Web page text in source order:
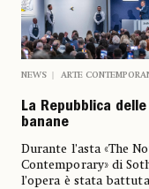
NEWS ARTE
La Repubblica delle
banane
Durante l’asta «The
Contemporary» di
l’opera è stata